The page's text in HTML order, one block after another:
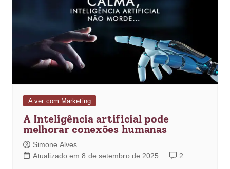
A ver com Marketing
A Inteligência artificial pode
melhorar conexões humanas
Simone Alves
Atualizado em 8 de setembro de 2025
2